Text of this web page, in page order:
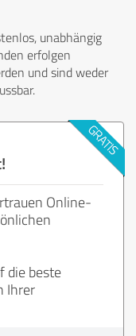
unabhängig
erfolgen
und sind weder
Online-
die beste
Ihrer